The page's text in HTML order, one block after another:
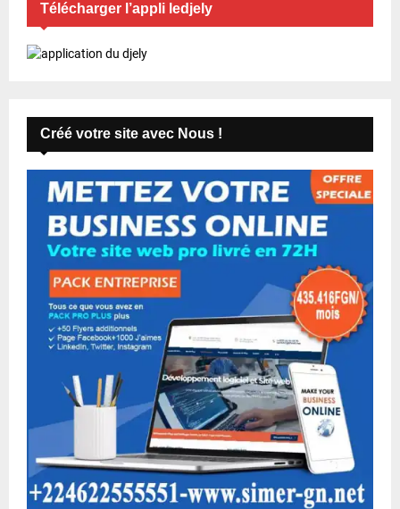
Télécharger l’appli ledjely
Créé votre site avec Nous !